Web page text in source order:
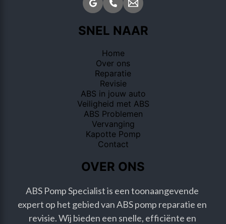
SNEL NAAR
Home
Over ons
Reparatie
Revisie
ABS in jouw auto
Veiligheid met ABS
ABS Problemen
Vervanging
Kapotte Pomp
Contact
OVER ONS
ABS Pomp Specialist is een toonaangevende
expert op het gebied van ABS pomp reparatie en
revisie. Wij bieden een snelle, efficiënte en